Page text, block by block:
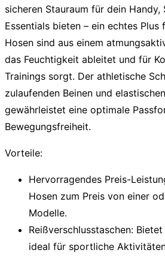
sicheren Stauraum für dein Handy,
Essentials bieten – ein echtes Plus
Hosen sind aus einem
das Feuchtigkeit ableitet und für
Trainings sorgt. Der athletische
zulaufenden Beinen und
gewährleistet eine optimale
Bewegungsfreiheit.
Vorteile:
Hervorragendes Preis-
Hosen zum Preis von einer
Modelle.
Reißverschlusstaschen: Bietet
ideal für sportliche